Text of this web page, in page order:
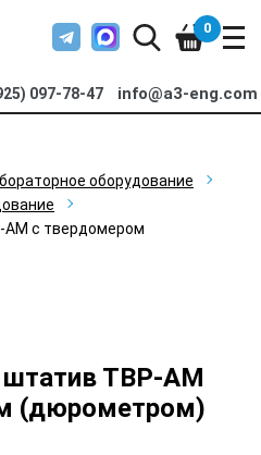
097-78-47 info@a3-eng.com
0
оборудование
АМ с твердомером
штатив ТВР-АМ
(дюрометром)